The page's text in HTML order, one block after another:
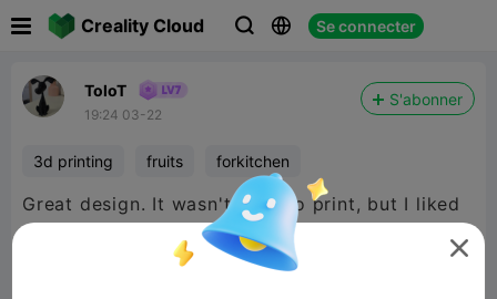
Creality Cloud   Se connecter
ToloT
19:24 03-22
S'abonner
3d printing fruits forkitchen
Great design. It wasn't easy to print, but I liked
